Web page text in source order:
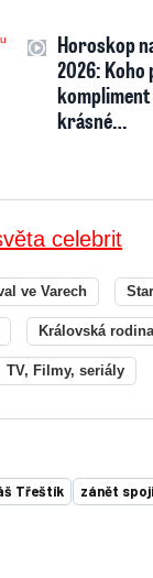
Horoskop
2026:
krásné…
celebrit
ve Varech
Královská rodina
TV, Filmy, seriály
Třeštík zánět